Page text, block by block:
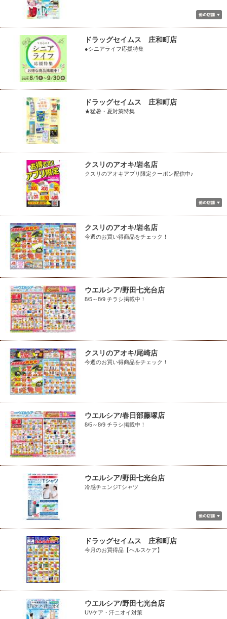
ドラッグセイムス 庄和町店
●シニアライフ応援特集
ドラッグセイムス 庄和町店
★猛暑・夏対策特集
クスリのアオキ/岩名店
クスリのアオキアプリ限定クーポン配信中♪
クスリのアオキ/岩名店
今週のお買い得商品をチェック！
ウエルシア/野田七光台店
8/5～8/9 チラシ掲載中！
クスリのアオキ/尾崎店
今週のお買い得商品をチェック！
ウエルシア/春日部藤塚店
8/5～8/9 チラシ掲載中！
ウエルシア/野田七光台店
冷感チェンジTシャツ
ドラッグセイムス 庄和町店
今月のお買得品【ヘルスケア】
ウエルシア/野田七光台店
UVケア・汗ニオイ対策